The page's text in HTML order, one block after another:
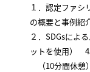
１．認定ファシ
の概要と事例
２．SDGsによ
ットを使用）
（10分間休憩）